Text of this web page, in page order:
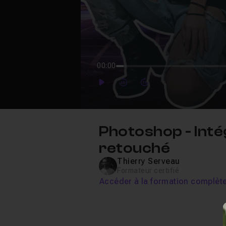
00:00
PlayForwardForward
Photoshop -
retouché
Thierry Serveau
Accéder à la formation